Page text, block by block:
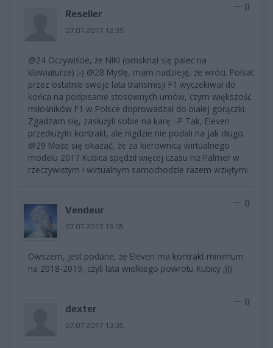
Reseller
07.07.2017 12:39
0
@24 Oczywiście, że NIKI (omsknął się palec na
klawiaturze) ;-) @28 Myślę, mam nadzieję, że wróci. Polsat
przez ostatnie swoje lata transmisji F1 wyczekiwał do
końca na podpisanie stosownych umów, czym większość
miłośników F1 w Polsce doprowadzał do białej gorączki.
Zgadzam się, zasłużyli sobie na karę :-P Tak, Eleven
przedłużyło kontrakt, ale nigdzie nie podali na jak długo.
@29 Może się okazać, że za kierownicą wirtualnego
modelu 2017 Kubica spędził więcej czasu niż Palmer w
rzeczywistym i wirtualnym samochodzie razem wziętymi.
Vendeur
07.07.2017 13:05
0
Owszem, jest podane, że Eleven ma kontrakt minimum
na 2018-2019, czyli lata wielkiego powrotu Kubicy ;)))
dexter
07.07.2017 13:35
0